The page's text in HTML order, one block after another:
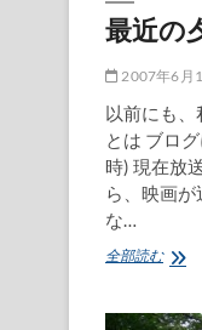
つ
ち
う！
最近の
2007年6月
以前にも、
とは ブロ
時) 現在放
ら、映画
な…
全部読む最
夕